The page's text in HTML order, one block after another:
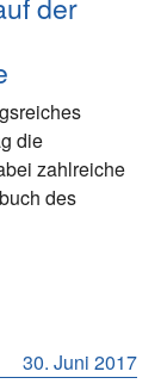
die
zahlreiche
des
30. Juni 2017